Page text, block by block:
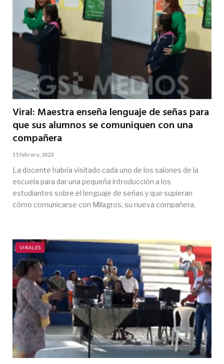
Viral: Maestra enseña lenguaje de señas para
que sus alumnos se comuniquen con una
compañera
15 febrero, 2023
La docente habría visitado cada uno de los salones de la
escuela para dar una pequeña introducción a los
estudiantes sobre el lenguaje de señas y que supieran
cómo comunicarse con Milagros, su nueva compañera.
VIRALES